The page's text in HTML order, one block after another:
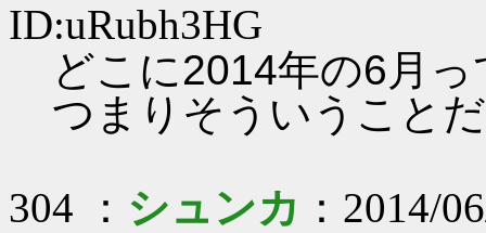
ID:uRubh3HG
どこに2014年の6月
つまりそういうことだ
304 ： シュンカ ：2014/